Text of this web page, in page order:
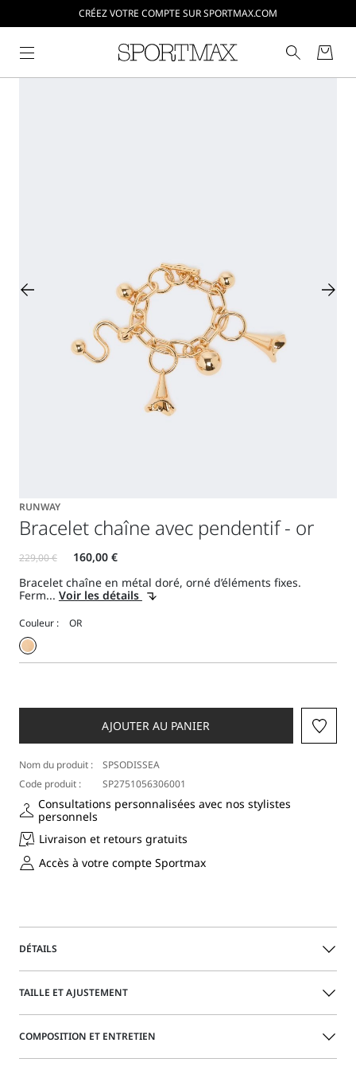
CRÉEZ VOTRE COMPTE SUR SPORTMAX.COM
RUNWAY
Bracelet chaîne avec pendentif - or
Bracelet chaîne en métal doré, orné d’éléments fixes.
Ferm... Voir les détails
Couleur :
AJOUTER AU PANIER
Nom du produit :
SPSODISSEA
Code produit :
SP2751056306001
Consultations personnalisées avec nos stylistes
personnels
Livraison et retours gratuits
Accès à votre compte Sportmax
DÉTAILS
Bracelet chaîne en métal doré, orné d’éléments fixes.
Réalisé en métal avec une finition dorée brillante
TAILLE ET AJUSTEMENT
COMPOSITION ET ENTRETIEN